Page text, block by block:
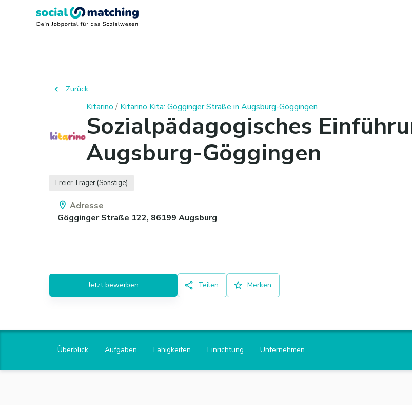
Zurück
Kitarino / Kitarino Kita: Gögginger Straße in Augsburg-Göggingen
Sozialpädagogisches
Augsburg-Göggingen
Freier Träger (Sonstige)
Adresse
Gögginger Straße 122, 86199 Augsburg
Jetzt bewerben Teilen Merken
Überblick Aufgaben Fähigkeiten Einrichtung Unternehmen